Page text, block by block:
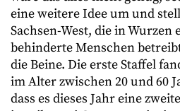
eine weitere Idee um und
Sachsen-West, die in
behinderte Menschen
die Beine. Die erste Staffel
im Alter zwischen 20 und 60
dass es dieses Jahr eine